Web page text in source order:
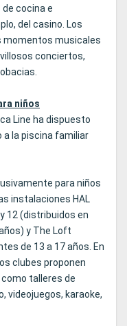
cocina e
del casino. Los
momentos musicales
conciertos,
niños
Line ha dispuesto
a la piscina familiar
para niños
instalaciones HAL
12 (distribuidos en
y The Loft
de 13 a 17 años. En
clubes proponen
talleres de
videojuegos, karaoke,